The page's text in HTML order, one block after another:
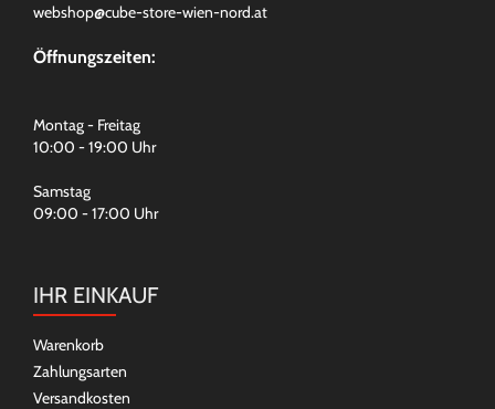
webshop@cube-store-wien-nord.at
Öffnungszeiten:
Montag - Freitag
10:00 - 19:00 Uhr
Samstag
09:00 - 17:00 Uhr
IHR EINKAUF
Warenkorb
Zahlungsarten
Versandkosten